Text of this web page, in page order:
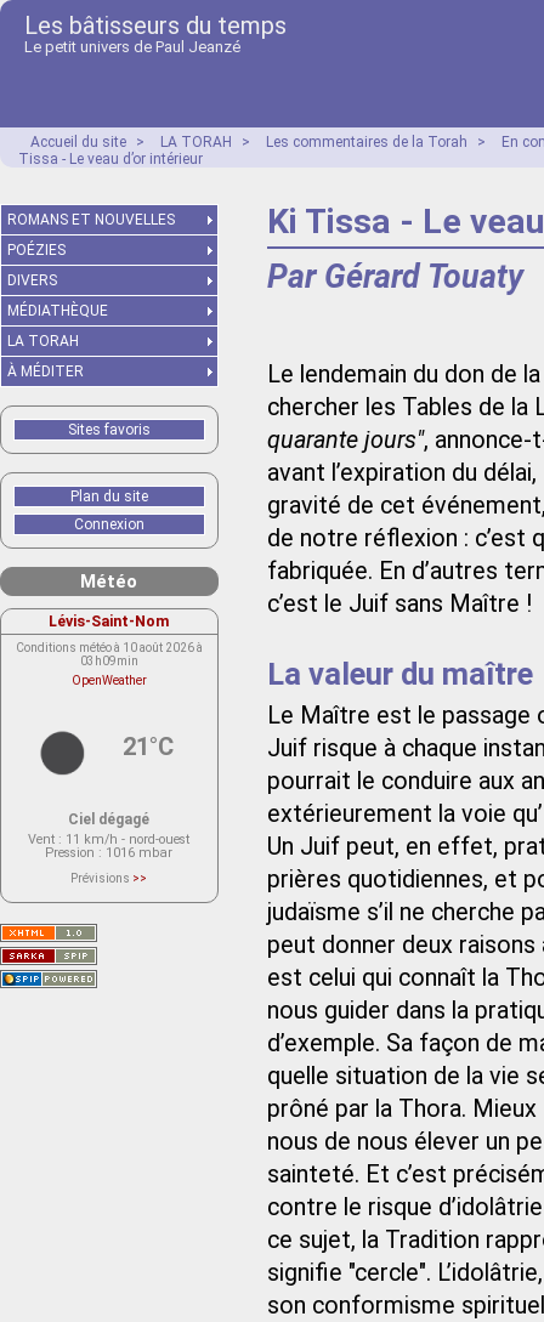
Les bâtisseurs du temps
Le petit univers de Paul Jeanzé
Accueil du site > LA TORAH > Les commentaires de la Torah >
En
Tissa - Le veau d’or intérieur
Ki Tissa - Le
Par Gérard Touaty
Le lendemain du don de
chercher les Tables de la
quarante jours", annonce-
avant l’expiration du
gravité de cet
de notre réflexion : c’est
fabriquée. En d’autres
c’est le Juif sans Maître !
La valeur du maître
Le Maître est le passage
Juif risque à chaque
pourrait le conduire aux
extérieurement la voie
Un Juif peut, en effet,
prières quotidiennes, et
judaïsme s’il ne cherche
peut donner deux
est celui qui connaît la
nous guider dans la
d’exemple. Sa façon de
quelle situation de la vie
prôné par la Thora.
nous de nous élever un
sainteté. Et c’est
contre le risque
ce sujet, la Tradition
signifie "cercle".
son conformisme
ROMANS ET NOUVELLES
POÉZIES
DIVERS
MÉDIATHÈQUE
LA TORAH
À MÉDITER
Sites favoris
Plan du site
Connexion
Météo
Lévis-Saint-Nom
Conditions météo à 10 août 2026 à
03h09min
OpenWeather
21°C
Ciel dégagé
Vent : 11 km/h - nord-ouest
Pression : 1016 mbar
Prévisions >>
actuellement aucune prévision
Saint-Nom.
Veuillez consulter le message du
service ci-dessous.
(401 - Invalid API key. Please see
https://openweathermap.org/faq#error401